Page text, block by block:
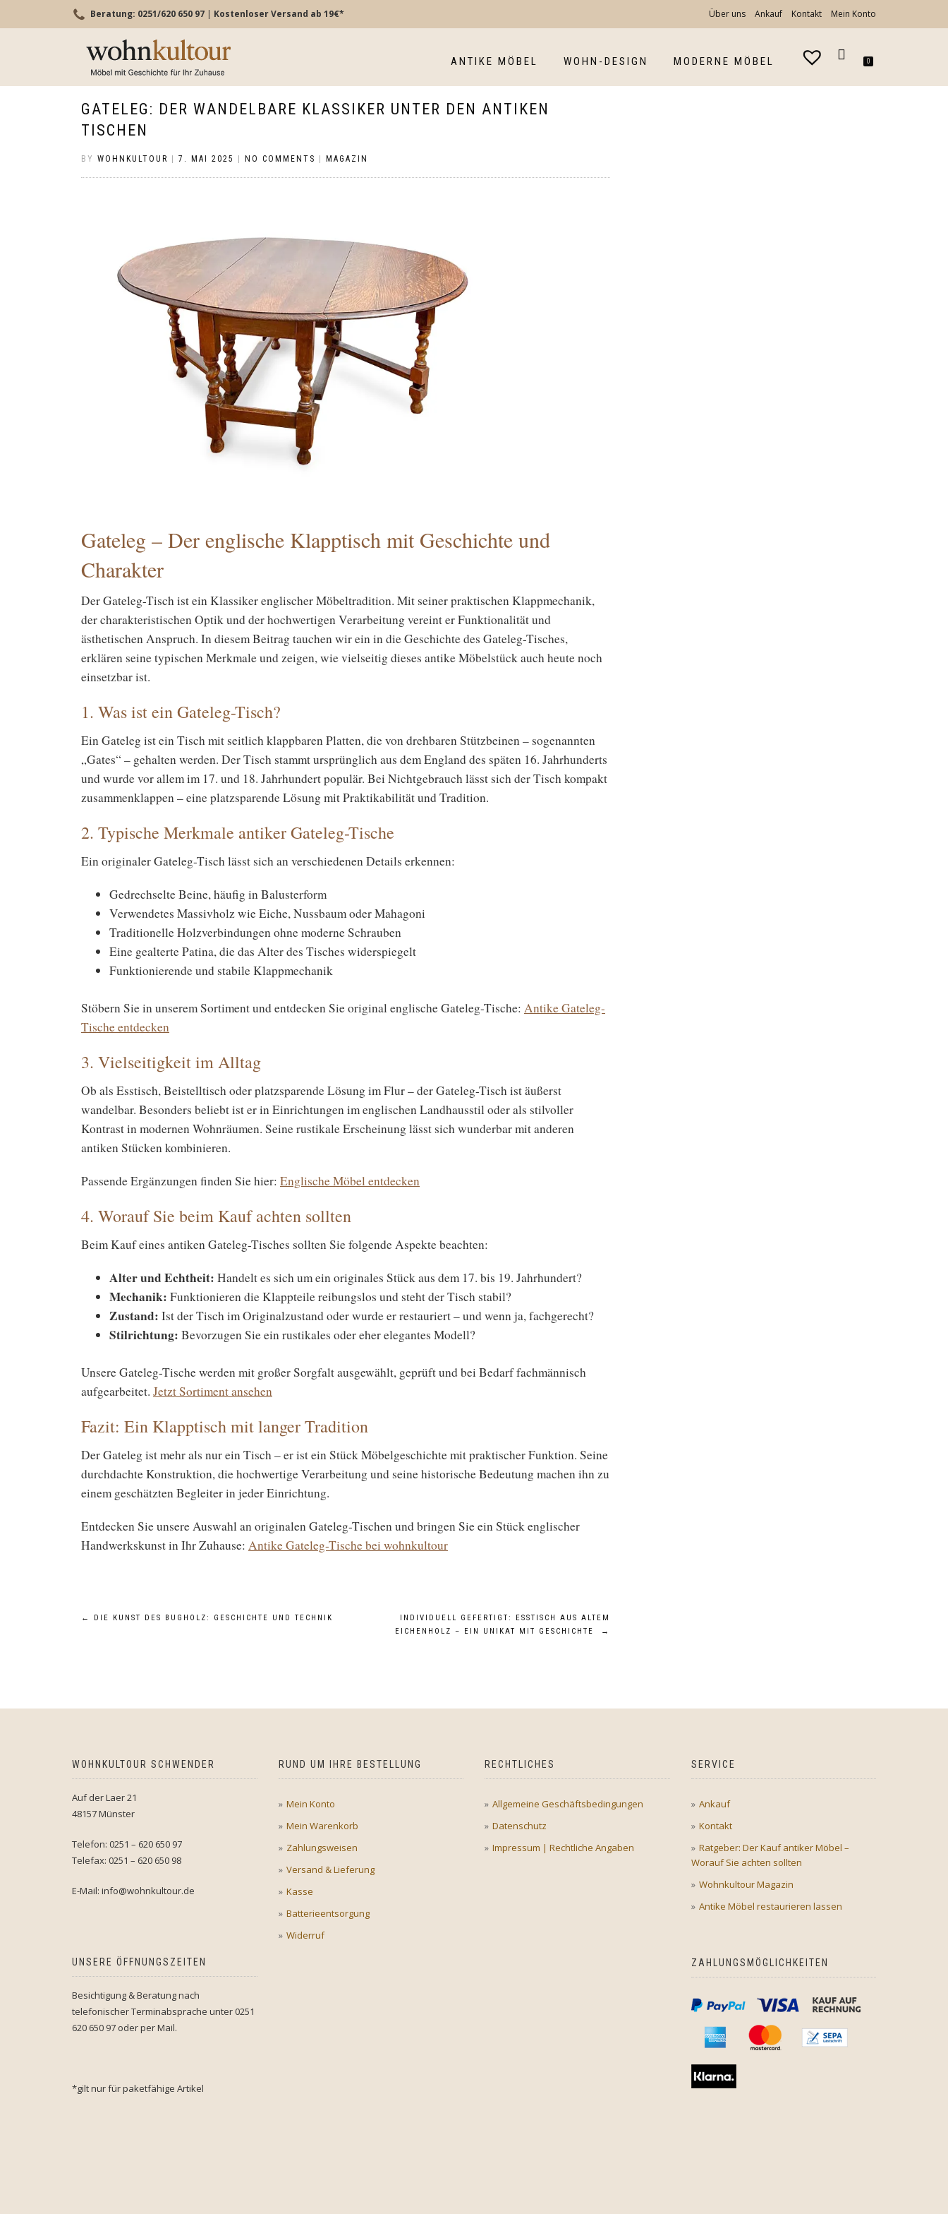
Beratung: 0251/620 650 97 | Kostenloser Versand ab 19€* Über uns Ankauf Kontakt Mein Konto
ANTIKE MÖBEL WOHN-DESIGN MODERNE MÖBEL 0
GATELEG: DER WANDELBARE KLASSIKER UNTER DEN ANTIKEN
TISCHEN
BY WOHNKULTOUR 7. MAI 2025 NO COMMENTS MAGAZIN
Gateleg – Der englische Klapptisch mit Geschichte und
Charakter
Der Gateleg-Tisch ist ein Klassiker englischer Möbeltradition. Mit seiner praktischen Klappmechanik,
der charakteristischen Optik und der hochwertigen Verarbeitung vereint er Funktionalität und
ästhetischen Anspruch. In diesem Beitrag tauchen wir ein in die Geschichte des Gateleg-Tisches,
erklären seine typischen Merkmale und zeigen, wie vielseitig dieses antike Möbelstück auch heute noch
einsetzbar ist.
1. Was ist ein Gateleg-Tisch?
Ein Gateleg ist ein Tisch mit seitlich klappbaren Platten, die von drehbaren Stützbeinen – sogenannten
„Gates“ – gehalten werden. Der Tisch stammt ursprünglich aus dem England des späten 16. Jahrhunderts
und wurde vor allem im 17. und 18. Jahrhundert populär. Bei Nichtgebrauch lässt sich der Tisch kompakt
zusammenklappen – eine platzsparende Lösung mit Praktikabilität und Tradition.
2. Typische Merkmale antiker Gateleg-Tische
Ein originaler Gateleg-Tisch lässt sich an verschiedenen Details erkennen:
Gedrechselte Beine, häufig in Balusterform
Verwendetes Massivholz wie Eiche, Nussbaum oder Mahagoni
Traditionelle Holzverbindungen ohne moderne Schrauben
Eine gealterte Patina, die das Alter des Tisches widerspiegelt
Funktionierende und stabile Klappmechanik
Stöbern Sie in unserem Sortiment und entdecken Sie original englische Gateleg-Tische: Antike Gateleg-
Tische entdecken
3. Vielseitigkeit im Alltag
Ob als Esstisch, Beistelltisch oder platzsparende Lösung im Flur – der Gateleg-Tisch ist äußerst
wandelbar. Besonders beliebt ist er in Einrichtungen im englischen Landhausstil oder als stilvoller
Kontrast in modernen Wohnräumen. Seine rustikale Erscheinung lässt sich wunderbar mit anderen
antiken Stücken kombinieren.
Passende Ergänzungen finden Sie hier: Englische Möbel entdecken
4. Worauf Sie beim Kauf achten sollten
Beim Kauf eines antiken Gateleg-Tisches sollten Sie folgende Aspekte beachten:
Alter und Echtheit: Handelt es sich um ein originales Stück aus dem 17. bis 19. Jahrhundert?
Mechanik: Funktionieren die Klappteile reibungslos und steht der Tisch stabil?
Zustand: Ist der Tisch im Originalzustand oder wurde er restauriert – und wenn ja, fachgerecht?
Stilrichtung: Bevorzugen Sie ein rustikales oder eher elegantes Modell?
Unsere Gateleg-Tische werden mit großer Sorgfalt ausgewählt, geprüft und bei Bedarf fachmännisch
aufgearbeitet. Jetzt Sortiment ansehen
Fazit: Ein Klapptisch mit langer Tradition
Der Gateleg ist mehr als nur ein Tisch – er ist ein Stück Möbelgeschichte mit praktischer Funktion. Seine
durchdachte Konstruktion, die hochwertige Verarbeitung und seine historische Bedeutung machen ihn zu
einem geschätzten Begleiter in jeder Einrichtung.
Entdecken Sie unsere Auswahl an originalen Gateleg-Tischen und bringen Sie ein Stück englischer
Handwerkskunst in Ihr Zuhause: Antike Gateleg-Tische bei wohnkultour
Beitragsnavigation
← DIE KUNST DES BUGHOLZ: GESCHICHTE UND TECHNIK
INDIVIDUELL GEFERTIGT: ESSTISCH AUS ALTEM
EICHENHOLZ – EIN UNIKAT MIT GESCHICHTE
→
WOHNKULTOUR SCHWENDER
Auf der Laer 21
48157 Münster
Telefon: 0251 – 620 650 97
Telefax: 0251 – 620 650 98
E-Mail: info@wohnkultour.de
UNSERE ÖFFNUNGSZEITEN
Besichtigung & Beratung nach
telefonischer Terminabsprache unter 0251
620 650 97 oder per Mail.
*gilt nur für paketfähige Artikel
RUND UM IHRE BESTELLUNG
Mein Konto
Mein Warenkorb
Zahlungsweisen
Versand & Lieferung
Kasse
Batterieentsorgung
Widerruf
RECHTLICHES
Allgemeine Geschäftsbedingungen
Datenschutz
Impressum | Rechtliche Angaben
SERVICE
Ankauf
Kontakt
Ratgeber: Der Kauf antiker Möbel –
Worauf Sie achten sollten
Wohnkultour Magazin
Antike Möbel restaurieren lassen
ZAHLUNGSMÖGLICHKEITEN